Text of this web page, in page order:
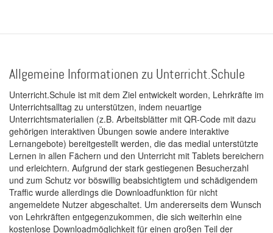
Allgemeine Informationen zu Unterricht.Schule
Unterricht.Schule ist mit dem Ziel entwickelt worden, Lehrkräfte im
Unterrichtsalltag zu unterstützen, indem neuartige
Unterrichtsmaterialien (z.B. Arbeitsblätter mit QR-Code mit dazu
gehörigen interaktiven Übungen sowie andere interaktive
Lernangebote) bereitgestellt werden, die das medial unterstützte
Lernen in allen Fächern und den Unterricht mit Tablets bereichern
und erleichtern. Aufgrund der stark gestiegenen Besucherzahl
und zum Schutz vor böswillig beabsichtigtem und schädigendem
Traffic wurde allerdings die Downloadfunktion für nicht
angemeldete Nutzer abgeschaltet. Um andererseits dem Wunsch
von Lehrkräften entgegenzukommen, die sich weiterhin eine
kostenlose Downloadmöglichkeit für einen großen Teil der